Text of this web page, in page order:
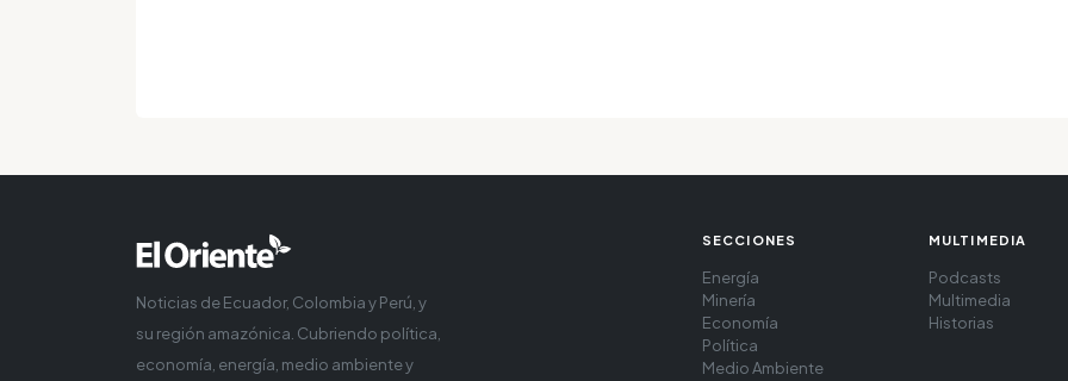
Noticias de Ecuador, Colombia y Perú, y
su región amazónica. Cubriendo política,
economía, energía, medio ambiente y
SECCIONES
Energía
Minería
Economía
Política
Medio Ambiente
MULTIMEDIA
Podcasts
Multimedia
Historias